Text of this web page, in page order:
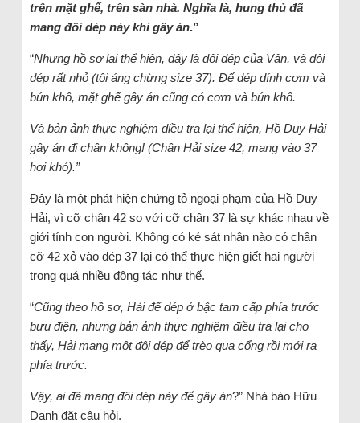
trên mặt ghế, trên sàn nhà. Nghĩa là, hung thủ đã
mang đôi dép này khi gây án.”
“Nhưng hồ sơ lại thể hiện, đây là đôi dép của Vân, và đôi
dép rất nhỏ (tôi áng chừng size 37). Đế dép dính cơm và
bún khô, mặt ghế gây án cũng có cơm và bún khô.
Và bản ảnh thực nghiệm điều tra lại thể hiện, Hồ Duy Hải
gây án đi chân không! (Chân Hải size 42, mang vào 37
hơi khó).”
Đây là một phát hiện chứng tỏ ngoại phạm của Hồ Duy
Hải, vì cỡ chân 42 so với cỡ chân 37 là sự khác nhau về
giới tính con người. Không có kẻ sát nhân nào có chân
cỡ 42 xỏ vào dép 37 lại có thể thực hiện giết hai người
trong quá nhiều động tác như thế.
“Cũng theo hồ sơ, Hải để dép ở bậc tam cấp phía trước
bưu điện, nhưng bản ảnh thực nghiệm điều tra lại cho
thấy, Hải mang một đôi dép để trèo qua cổng rồi mới ra
phía trước.
Vậy, ai đã mang đôi dép này để gây án?” Nhà báo Hữu
Danh đặt câu hỏi.